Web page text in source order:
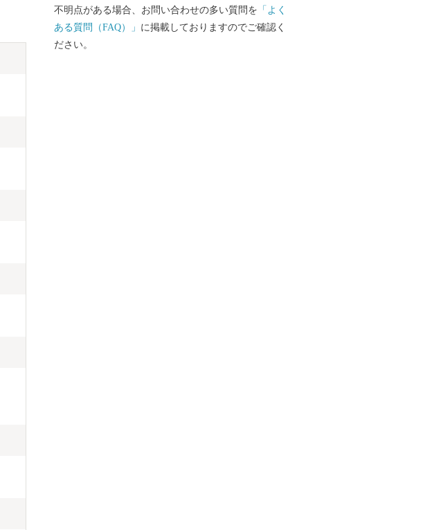
不明点がある場合、お問い合わせの多い質問を 「よく
ある質問（FAQ）」 に掲載しておりますのでご確認く
ださい。